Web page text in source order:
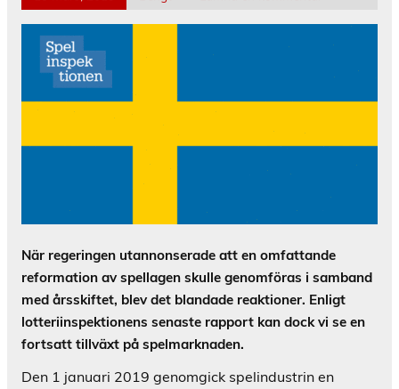
När regeringen utannonserade att en omfattande
reformation av spellagen skulle genomföras i samband
med årsskiftet, blev det blandade reaktioner. Enligt
lotteriinspektionens senaste rapport kan dock vi se en
fortsatt tillväxt på spelmarknaden.
Den 1 januari 2019 genomgick spelindustrin en